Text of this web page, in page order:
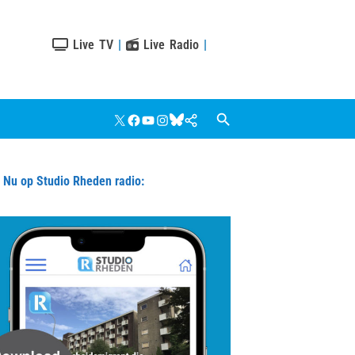
Live TV | Live Radio |
X Facebook
YouTube
Instagram
Bluesky
Google
Nieuws
op Studio Rheden radio: